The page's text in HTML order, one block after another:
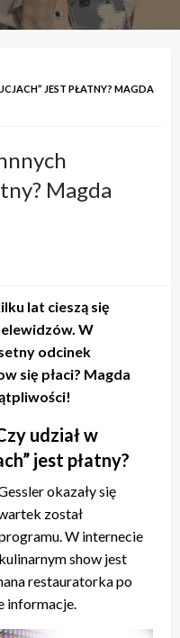
JEST PŁATNY? MAGDA
Magda
lat cieszą się
W
odcinek
się płaci? Magda
udział w
jest płatny?
okazały się
został
W internecie
show jest
restauratorka po
informacje.